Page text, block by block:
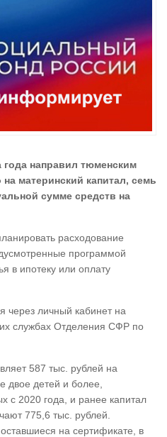
направил тюменским
материнский капитал, семь
сумме средств на
расходование
программой
в ипотеку или оплату
через личный кабинет на
службах Отделения СФР по
587 тыс. рублей на
двое детей и более,
с 2020 года, и ранее капитал
775,6 тыс. рублей.
на сертификате, в